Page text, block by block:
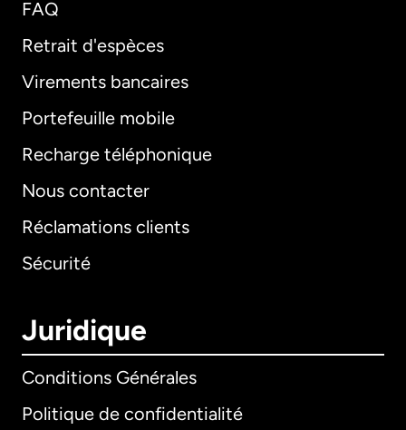
FAQ
Retrait d'espèces
Virements bancaires
Portefeuille mobile
Recharge téléphonique
Nous contacter
Réclamations clients
Sécurité
Juridique
Conditions Générales
Politique de confidentialité